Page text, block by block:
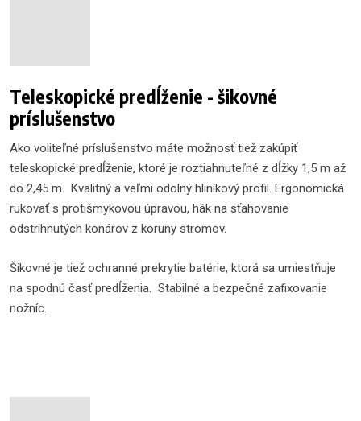
Teleskopické predĺženie - šikovné
príslušenstvo
Ako voliteľné príslušenstvo máte možnosť tiež zakúpiť
teleskopické predĺženie, ktoré je roztiahnuteľné z dĺžky 1,5 m až
do 2,45 m. Kvalitný a veľmi odolný hliníkový profil. Ergonomická
rukoväť s protišmykovou úpravou, hák na sťahovanie
odstrihnutých konárov z koruny stromov.
Šikovné je tiež ochranné prekrytie batérie, ktorá sa umiestňuje
na spodnú časť predĺženia. Stabilné a bezpečné zafixovanie
nožníc.